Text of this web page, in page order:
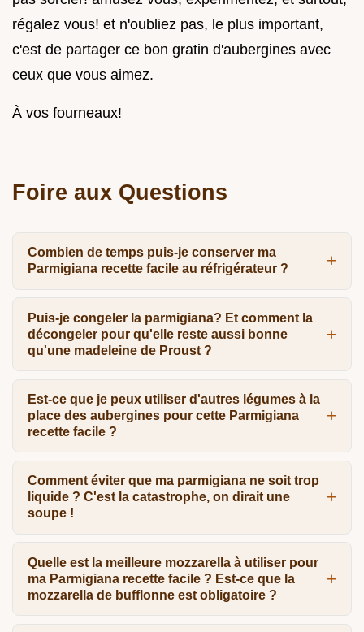
régalez vous! et n'oubliez pas, le plus important,
c'est de partager ce bon gratin d'aubergines avec
ceux que vous aimez.
À vos fourneaux!
Foire aux Questions
Combien de temps puis-je conserver ma
Parmigiana recette facile au réfrigérateur ?
Puis-je congeler la parmigiana? Et comment la
décongeler pour qu'elle reste aussi bonne
qu'une madeleine de Proust ?
Est-ce que je peux utiliser d'autres légumes à la
place des aubergines pour cette Parmigiana
recette facile ?
Comment éviter que ma parmigiana ne soit trop
liquide ? C'est la catastrophe, on dirait une
soupe !
Quelle est la meilleure mozzarella à utiliser pour
ma Parmigiana recette facile ? Est-ce que la
mozzarella de bufflonne est obligatoire ?